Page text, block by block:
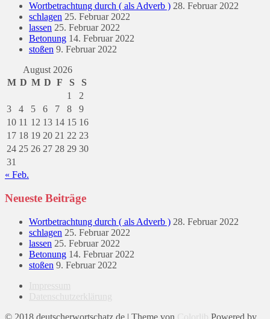
Wortbetrachtung durch ( als Adverb ) 28. Februar 2022
schlagen 25. Februar 2022
lassen 25. Februar 2022
Betonung 14. Februar 2022
stoßen 9. Februar 2022
August 2026
M D M D F S
S
1
2
3
4 5 6 7 8
9
10 11 12 13 14 15 16
17 18 19 20 21 22 23
24 25 26 27 28 29 30
31
« Feb.
Neueste Beiträge
Wortbetrachtung durch ( als Adverb ) 28. Februar 2022
schlagen 25. Februar 2022
lassen 25. Februar 2022
Betonung 14. Februar 2022
stoßen 9. Februar 2022
Impressum
Datenschutzerklärung
© 2018 deutscherwortschatz.de | Theme von Colorlib Powered by